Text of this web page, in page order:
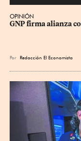
OPINIÓN
GNP firma alianza
Por Redacción El Economista